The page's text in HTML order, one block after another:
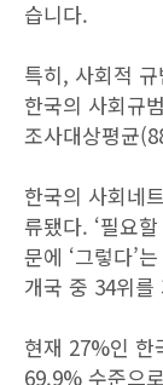
습니다.
특히, 사회적
한국의 사회규
조사대상평균
한국의 사회네
류됐다. ‘필요
문에 ‘그렇다’
개국 중 34위를
현재 27%인 한
69.9% 수준으